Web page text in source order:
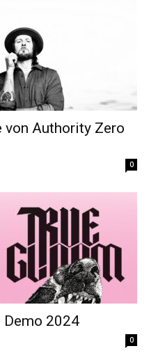
von Authority Zero
0
Demo 2024
0